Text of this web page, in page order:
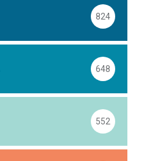
824
648
552